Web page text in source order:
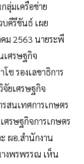
ลุ่มเครือข่าย
คีรีขันธ์ เผย
ม 2563 นายระพี
เศรษฐกิจ
ช รองเลขาธิการ
จัยเศรษฐกิจ
สนเทศการเกษตร
ศรษฐกิจการเกษตร
ผอ.สำนักงาน
างพรพรรณ เห็น